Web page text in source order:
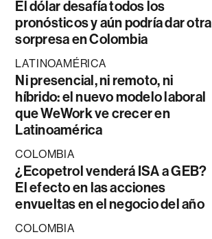
El dólar desafía todos los
pronósticos y aún podría dar otra
sorpresa en Colombia
LATINOAMÉRICA
Ni presencial, ni remoto, ni
híbrido: el nuevo modelo laboral
que WeWork ve crecer en
Latinoamérica
COLOMBIA
¿Ecopetrol venderá ISA a GEB?
El efecto en las acciones
envueltas en el negocio del año
COLOMBIA